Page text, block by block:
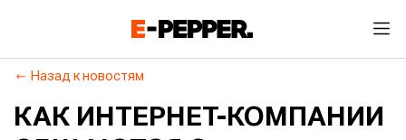
Назад к новостям
КАК ИНТЕРНЕТ-КОМПАНИИ